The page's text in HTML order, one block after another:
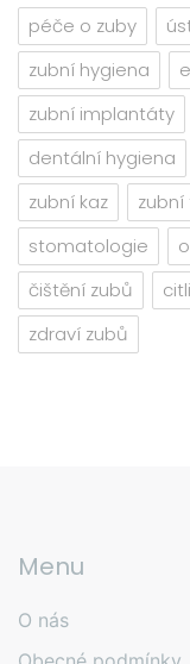
péče o zuby
zubní hygiena
zubní implantáty
dentální hygiena
zubní kaz
stomatologie
čištění zubů
zdraví zubů
Menu
O nás